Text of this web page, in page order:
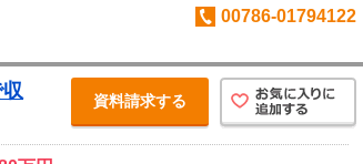
00786-01794122
資料請求する